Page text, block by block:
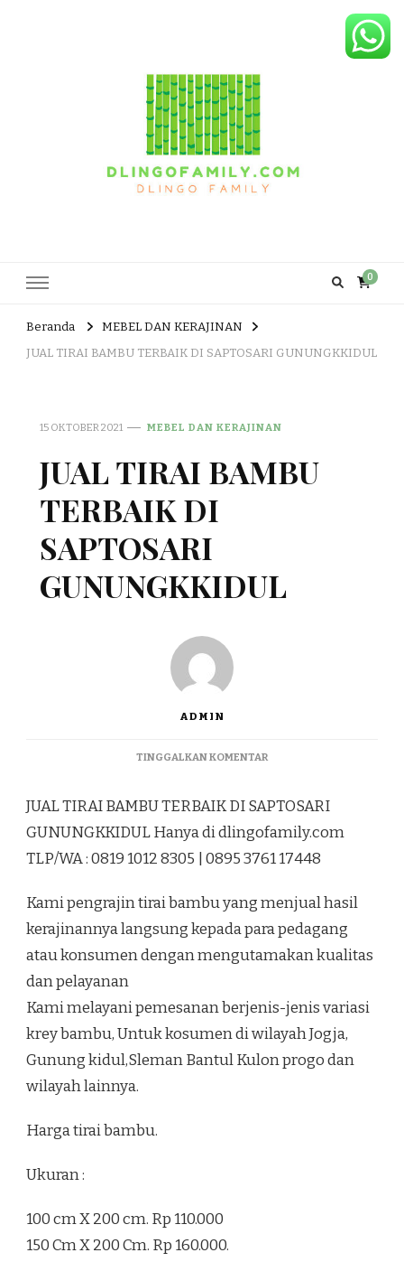
0
Beranda
MEBEL DAN KERAJINAN
JUAL TIRAI BAMBU TERBAIK DI SAPTOSARI GUNUNGKKIDUL
15 OKTOBER 2021 MEBEL DAN KERAJINAN
JUAL TIRAI BAMBU
TERBAIK DI
SAPTOSARI
GUNUNGKKIDUL
ADMIN
TINGGALKAN KOMENTARPADA
BAMBU
TERBAIK
DI
SAPTOSARI
JUAL TIRAI BAMBU TERBAIK DI SAPTOSARI
GUNUNGKKIDUL Hanya di dlingofamily.com
TLP/WA : 0819 1012 8305 | 0895 3761 17448
Kami pengrajin tirai bambu yang menjual hasil
kerajinannya langsung kepada para pedagang
atau konsumen dengan mengutamakan kualitas
dan pelayanan
Kami melayani pemesanan berjenis-jenis variasi
krey bambu, Untuk kosumen di wilayah Jogja,
Gunung kidul,Sleman Bantul Kulon progo dan
wilayah lainnya.
Harga tirai bambu.
Ukuran :
100 cm X 200 cm. Rp 110.000
150 Cm X 200 Cm. Rp 160.000.